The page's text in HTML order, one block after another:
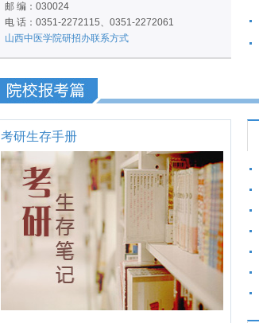
邮 编：030024
电 话：0351-2272115、0351-2272061
山西中医学院研招办联系方式
考研生存手册